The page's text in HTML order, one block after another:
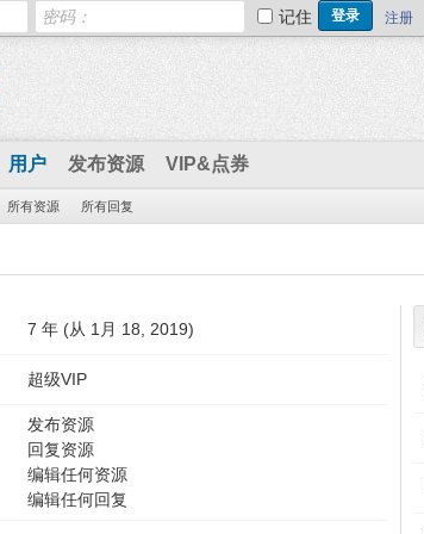
记住 注册
用户 发布资源 VIP&点券
所有资源 所有回复
7 年 (从 1月 18, 2019)
超级VIP
发布资源
回复资源
编辑任何资源
编辑任何回复